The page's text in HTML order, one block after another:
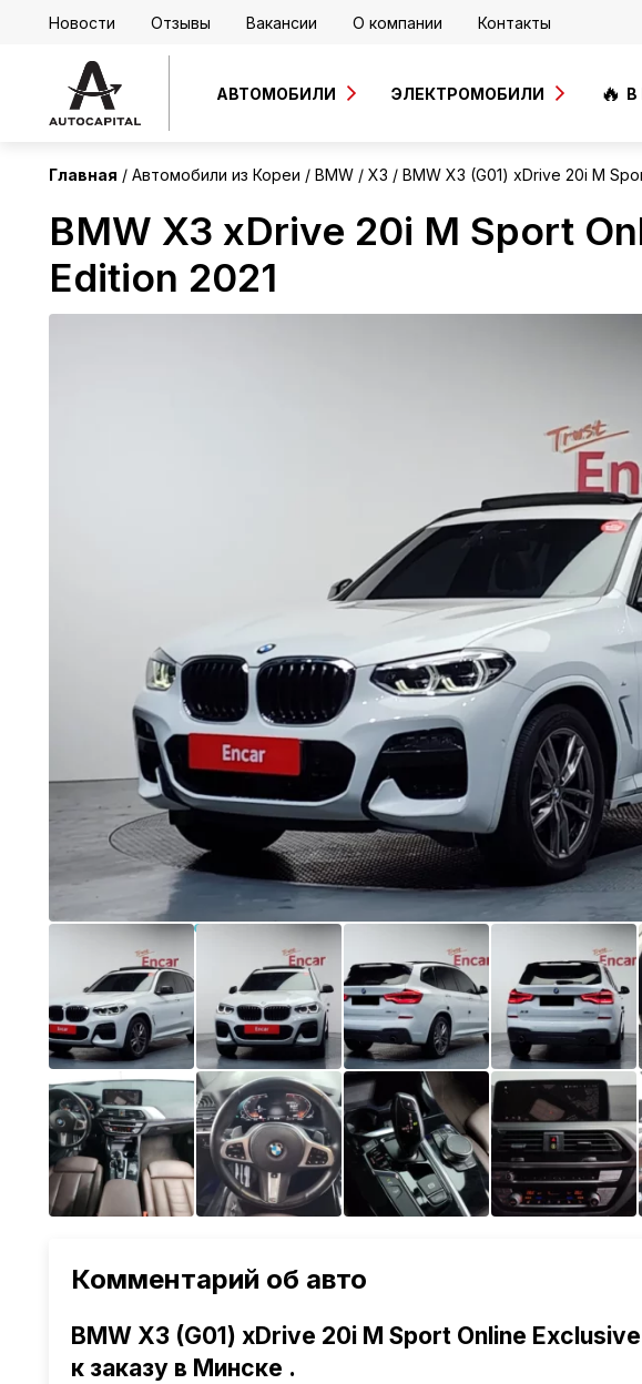
Новости Отзывы Вакансии О компании Контакты
АВТОМОБИЛИ ЭЛЕКТРОМОБИЛИ В
Главная Автомобили из Кореи BMW X3 BMW X3 (G01) xDrive 20i M
BMW X3 xDrive 20i M Sport
Edition 2021
Корея
Комментарий об авто
BMW X3 (G01) xDrive 20i M Sport Online
к заказу в Минске .